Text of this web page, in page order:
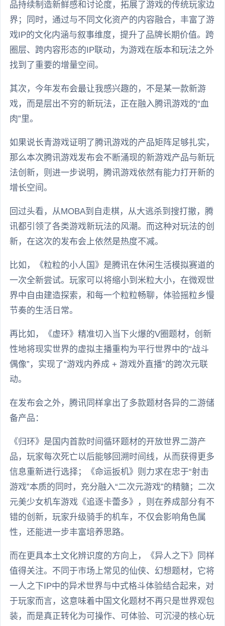
品持续制造新鲜感和讨论度，拓展了游戏的传统玩家边
界；同时，通过与不同文化资产的内容融合，丰富了游
戏IP的文化内涵与叙事维度，提升了品牌长期价值。跨
圈层、跨内容形态的IP联动，为游戏在版本和玩法之外
找到了重要的增量空间。
其次，今年发布会最让我感兴趣的，不是某一款新游
戏，而是层出不穷的新玩法，正在融入腾讯游戏的“血
肉”里。
如果说长青游戏证明了腾讯游戏的产品矩阵足够扎实，
那么本次腾讯游戏发布会不断涌现的新游戏产品与新玩
法创新，则进一步说明，腾讯游戏依然有能力打开新的
增长空间。
回过头看，从MOBA到自走棋，从大逃杀到搜打撤，腾
讯都引领了各类游戏新玩法的风潮。而这种对玩法的创
新，在这次的发布会上依然是热度不减。
比如，《粒粒的小人国》是腾讯在休闲生活模拟赛道的
一次全新尝试。玩家可以将缩小到米粒大小，在微观世
界中自由建造探索，和每一个粒粒畅聊，体验摇粒乡慢
节奏的生活日常。
再比如，《虚环》精准切入当下火爆的V圈题材，创新
性地将现实世界的虚拟主播重构为平行世界中的“战斗
偶像”，实现了“游戏内养成 + 游戏外直播”的跨次元联
动。
在发布会之外，腾讯同样拿出了多款题材各异的二游储
备产品：
《归环》是国内首款时间循环题材的开放世界二游产
品，玩家每次死亡以后能够回溯时间线，从而获得更多
信息重新进行选择；《命运扳机》则力求在忠于“射击
游戏”本质的同时，充分融入“二次元游戏”的精髓；二次
元美少女机车游戏《追逐卡蕾多》，则在养成部分有不
错的创新，玩家升级骑手的机车，不仅会影响角色属
性，还能进一步丰富培养思路。
而在更具本土文化辨识度的方向上，《异人之下》同样
值得关注。不同于市场上常见的仙侠、幻想题材，它将
一人之下IP中的异术世界与中式格斗体验结合起来，对
于玩家而言，这意味着中国文化题材不再只是世界观包
装，而是真正转化为可操作、可体验、可沉浸的核心玩